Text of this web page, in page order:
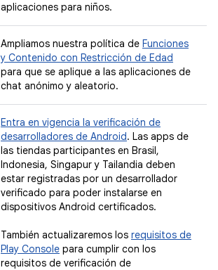
aplicaciones para niños.
Ampliamos nuestra política de Funciones
y Contenido con Restricción de Edad
para que se aplique a las aplicaciones de
chat anónimo y aleatorio.
Entra en vigencia la verificación de
desarrolladores de Android. Las apps de
las tiendas participantes en Brasil,
Indonesia, Singapur y Tailandia deben
estar registradas por un desarrollador
verificado para poder instalarse en
dispositivos Android certificados.
También actualizaremos los requisitos de
Play Console para cumplir con los
requisitos de verificación de